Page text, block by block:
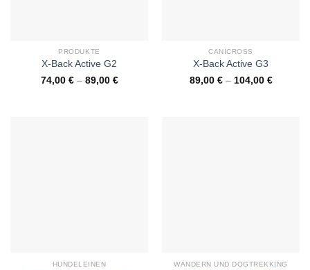
PRODUKTE
X-Back Active G2
74,00 €– 89,00 €
CANICROSS
X-Back Active G3
89,00 €– 104,00 €
HUNDELEINEN WANDERN UND DOGTREKKING